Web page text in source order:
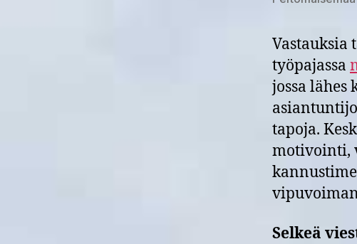
Vastauksia
työpajassa
jossa
tapoja.
motivointi,
Selkeä